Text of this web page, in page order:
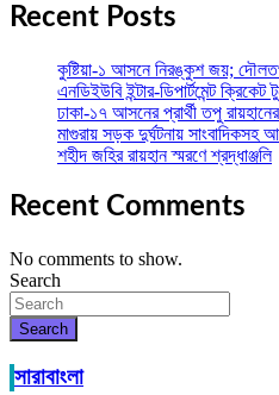
Recent Posts
কুষ্টিয়া-১ আসনে নিরঙ্কুশ জয়;
এনডিইউবি ইন্টার-ডিপার্টমেন্ট ক্রিকেট
ঢাকা-১৭ আসনের প্রার্থী তপু
মাগুরায় সড়ক দুর্ঘটনায় সাংবাদিকসহ
শহীদ জহির রায়হান স্মরণে শ্রদ্ধাঞ্জলি
Recent Comments
No comments to show.
Search
Search
সারাবাংলা